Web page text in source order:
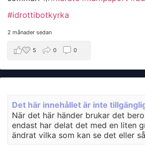
#idrottibotkyrka
2 månader sedan
5 0 0
Det här innehållet är inte
När det här händer brukar det
endast har delat det med en liten
ändrat vilka som kan se det eller